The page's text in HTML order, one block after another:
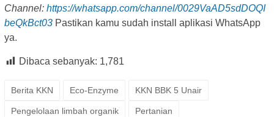
Channel: https://whatsapp.com/channel/0029VaAD5sdDOQI
beQkBct03 Pastikan kamu sudah install aplikasi WhatsApp
ya.
Dibaca sebanyak: 1,781
Berita KKN Eco-Enzyme KKN BBK 5 Unair
Pengelolaan limbah organik Pertanian